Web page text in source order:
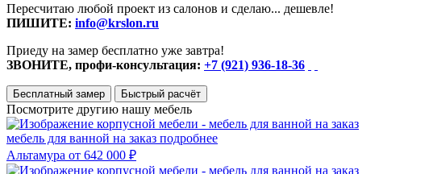
Пересчитаю любой проект из салонов и сделаю... дешевле!
ПИШИТЕ: info@krslon.ru
Приеду на замер бесплатно уже завтра!
ЗВОНИТЕ, профи-консультация: +7 (921) 936-18-36
Бесплатный замер Быстрый расчёт
Посмотрите другию нашу мебель
мебель для ванной на заказ подробнее
Альтамура от 642 000 ₽